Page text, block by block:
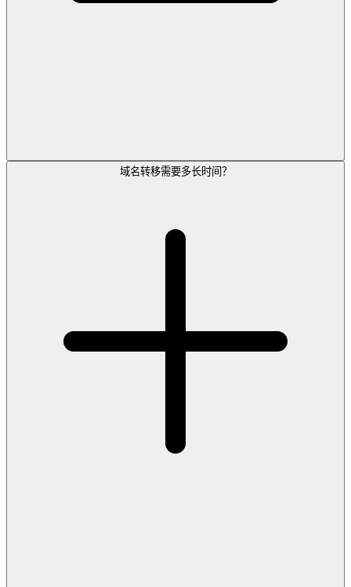
域名转移需要多长时间？